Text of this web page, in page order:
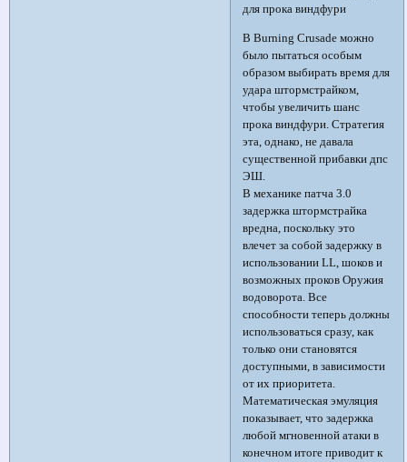
для прока виндфури
В Burning Crusade можно
было пытаться особым
образом выбирать время для
удара штормстрайком,
чтобы увеличить шанс
прока виндфури. Стратегия
эта, однако, не давала
существенной прибавки дпс
ЭШ.
В механике патча 3.0
задержка штормстрайка
вредна, поскольку это
влечет за собой задержку в
использовании LL, шоков и
возможных проков Оружия
водоворота. Все
способности теперь должны
использоваться сразу, как
только они становятся
доступными, в зависимости
от их приоритета.
Математическая эмуляция
показывает, что задержка
любой мгновенной атаки в
конечном итоге приводит к